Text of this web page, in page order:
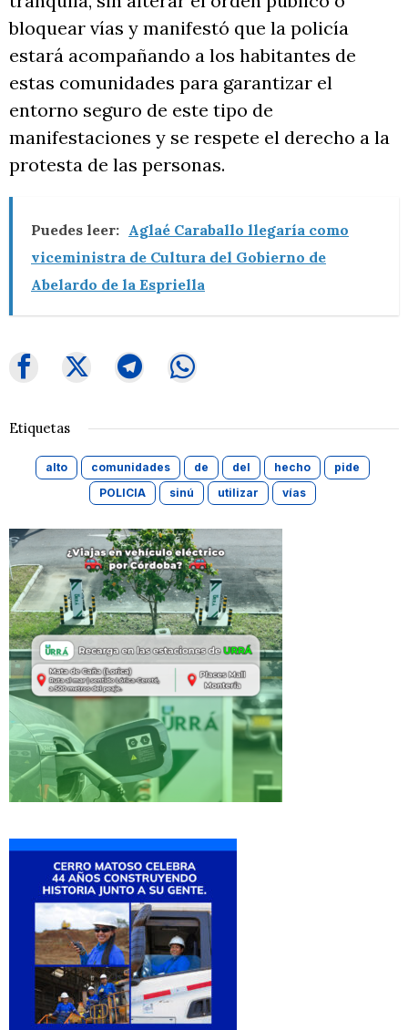
bloquear vías y manifestó que la policía
estará acompañando a los habitantes de
estas comunidades para garantizar el
entorno seguro de este tipo de
manifestaciones y se respete el derecho a la
protesta de las personas.
Puedes leer: Aglaé Caraballo llegaría como
viceministra de Cultura del Gobierno de
Abelardo de la Espriella
Etiquetas
alto comunidades de del hecho
pide
POLICIA
sinú utilizar vías